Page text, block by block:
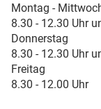
Montag -
8.30 - 12.30 Uhr
Donnerstag
8.30 - 12.30 Uhr
Freitag
8.30 - 12.00 Uhr